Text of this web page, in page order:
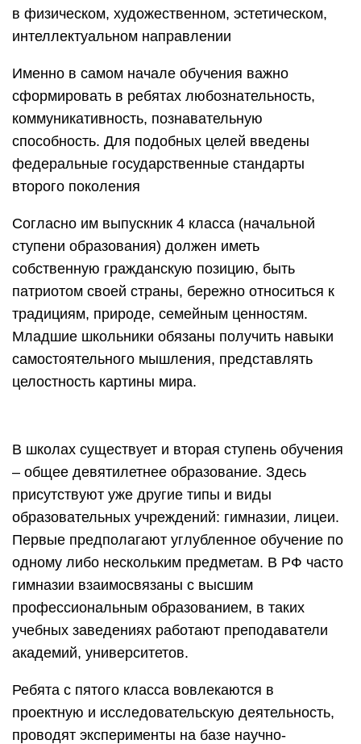
в физическом, художественном, эстетическом,
интеллектуальном направлении
Именно в самом начале обучения важно
сформировать в ребятах любознательность,
коммуникативность, познавательную
способность. Для подобных целей введены
федеральные государственные стандарты
второго поколения
Согласно им выпускник 4 класса (начальной
ступени образования) должен иметь
собственную гражданскую позицию, быть
патриотом своей страны, бережно относиться к
традициям, природе, семейным ценностям.
Младшие школьники обязаны получить навыки
самостоятельного мышления, представлять
целостность картины мира.
В школах существует и вторая ступень обучения
– общее девятилетнее образование. Здесь
присутствуют уже другие типы и виды
образовательных учреждений: гимназии, лицеи.
Первые предполагают углубленное обучение по
одному либо нескольким предметам. В РФ часто
гимназии взаимосвязаны с высшим
профессиональным образованием, в таких
учебных заведениях работают преподаватели
академий, университетов.
Ребята с пятого класса вовлекаются в
проектную и исследовательскую деятельность,
проводят эксперименты на базе научно-